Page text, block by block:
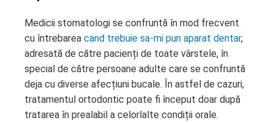
Medicii stomatologi se confruntă în mod frecvent
cu întrebarea cand trebuie sa-mi pun aparat dentar,
adresată de către pacienți de toate vârstele, în
special de către persoane adulte care se confruntă
deja cu diverse afecțiuni bucale. În astfel de cazuri,
tratamentul ortodontic poate fi început doar după
tratarea în prealabil a celorlalte condiții orale.